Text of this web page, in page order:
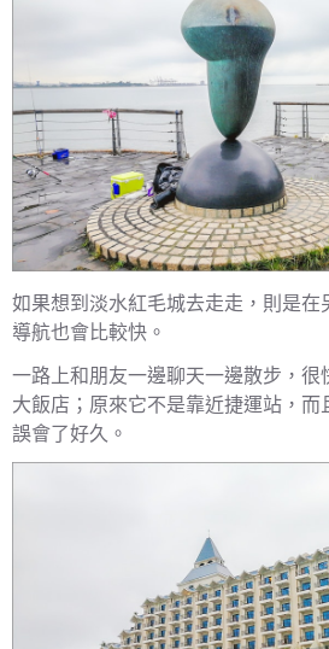
如果想到淡水紅毛城去走走，則是在
導航也會比較快。
一路上和朋友一邊聊天一邊散步，很
大飯店；原來它不是靠近捷運站，而
誤會了好久。